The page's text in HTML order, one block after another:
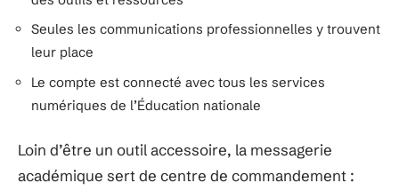
Seules les communications professionnelles y trouvent
leur place
Le compte est connecté avec tous les services
numériques de l’Éducation nationale
Loin d’être un outil accessoire, la messagerie
académique sert de centre de commandement :